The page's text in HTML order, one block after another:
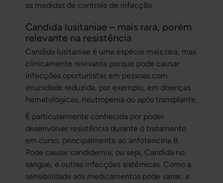
as medidas de controle de infecção.
Candida lusitaniae – mais rara, porém
relevante na resistência
Candida lusitaniae é uma espécie mais rara, mas
clinicamente relevante porque pode causar
infecções oportunistas em pessoas com
imunidade reduzida, por exemplo, em doenças
hematológicas, neutropenia ou após transplante.
É particularmente conhecida por poder
desenvolver resistência durante o tratamento
em curso, principalmente ao anfotericina B.
Pode causar candidemia, ou seja, Candida no
sangue, e outras infecções sistêmicas. Como a
sensibilidade aos medicamentos pode variar, a